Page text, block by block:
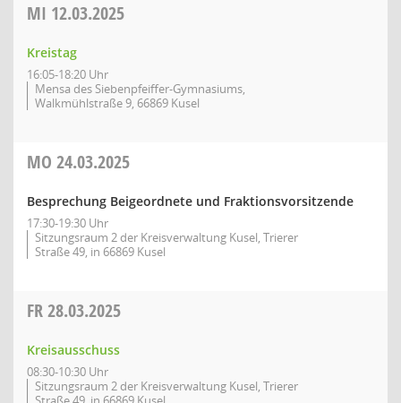
MI 12.03.2025
Kreistag
16:05-18:20 Uhr
Mensa des Siebenpfeiffer-Gymnasiums,
Walkmühlstraße 9, 66869 Kusel
MO 24.03.2025
Besprechung Beigeordnete und Fraktionsvorsitzende
17:30-19:30 Uhr
Sitzungsraum 2 der Kreisverwaltung Kusel, Trierer
Straße 49, in 66869 Kusel
FR28.03.2025
Kreisausschuss
08:30-10:30 Uhr
Sitzungsraum 2 der Kreisverwaltung Kusel, Trierer